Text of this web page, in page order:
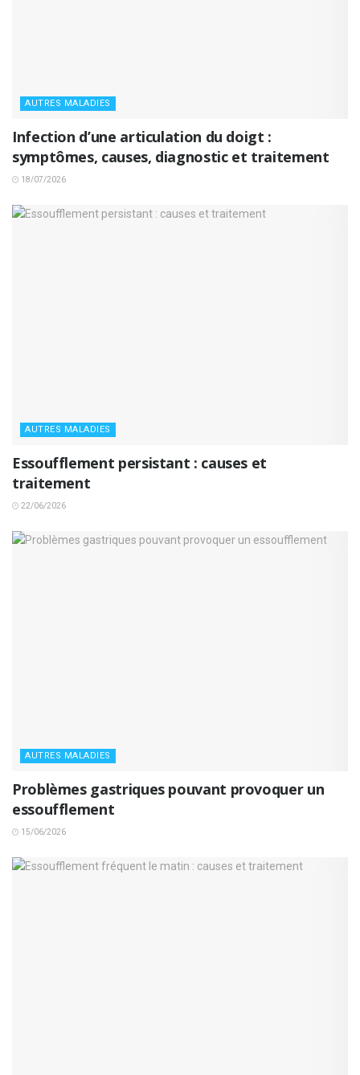
AUTRES MALADIES
Infection d’une articulation du doigt :
symptômes, causes, diagnostic et traitement
18/07/2026
AUTRES MALADIES
Essoufflement persistant : causes et
traitement
22/06/2026
AUTRES MALADIES
Problèmes gastriques pouvant provoquer un
essoufflement
15/06/2026